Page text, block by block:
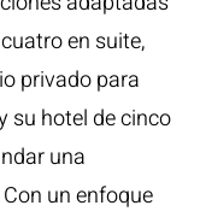
en suite,
privado para
su hotel de cinco
una
un enfoque